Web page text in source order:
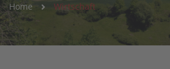
Home Wirtschaft